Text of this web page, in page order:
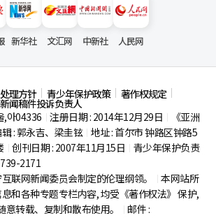
新华社 文汇网 中新社 人民网
理方针 青少年保护政策 著作权规定
新闻稿件投诉负责人
,아04336 注册日期 : 2014年12月29日
《亚洲
: 郭永吉、梁圭铉 地址 : 首尔市钟路区钟路5
创刊日期 : 2007年11月15日
青少年保护负责
2171
联网新闻委员会制定的伦理纲领。
本网站所
和各种专题专栏内容, 均受《著作权法》 保护,
转载、复制和散布使用。
邮件 :